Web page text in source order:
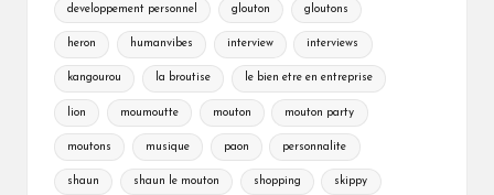
developpement personnel glouton gloutons
heron humanvibes interview interviews
kangourou la broutise le bien etre en entreprise
lion moumoutte mouton mouton party
moutons musique paon personnalite
shaun shaun le mouton shopping skippy